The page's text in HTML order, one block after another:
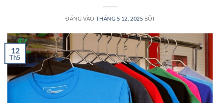
ĐĂNG VÀOTHÁNG 5 12, 2025 BỞI
12
Th5